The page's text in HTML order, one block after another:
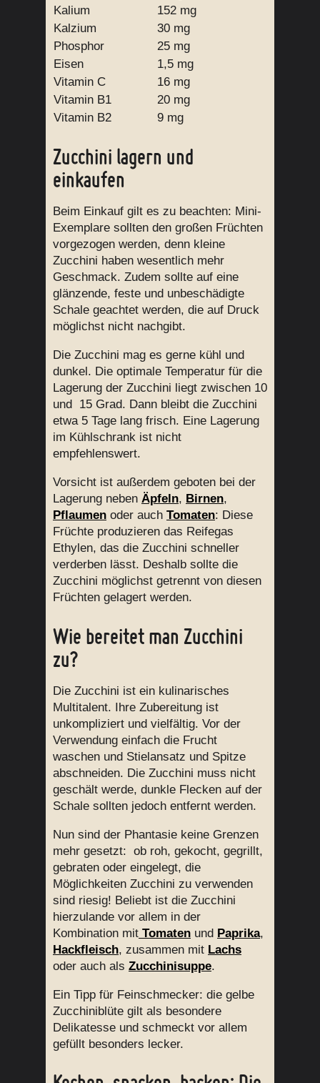
Kalium
152 mg
Kalzium
30 mg
Phosphor
25 mg
Eisen
1,5 mg
Vitamin C
16 mg
Vitamin B1
20 mg
Vitamin B2
9 mg
Zucchini lagern und
einkaufen
Beim Einkauf gilt es zu beachten: Mini-
Exemplare sollten den großen Früchten
vorgezogen werden, denn kleine
Zucchini haben wesentlich mehr
Geschmack. Zudem sollte auf eine
glänzende, feste und unbeschädigte
Schale geachtet werden, die auf Druck
möglichst nicht nachgibt.
Die Zucchini mag es gerne kühl und
dunkel. Die optimale Temperatur für die
Lagerung der Zucchini liegt zwischen 10
und 15 Grad. Dann bleibt die Zucchini
etwa 5 Tage lang frisch. Eine Lagerung
im Kühlschrank ist nicht
empfehlenswert.
Vorsicht ist außerdem geboten bei der
Lagerung neben Äpfeln, Birnen,
Pflaumen oder auch Tomaten: Diese
Früchte produzieren das Reifegas
Ethylen, das die Zucchini schneller
verderben lässt. Deshalb sollte die
Zucchini möglichst getrennt von diesen
Früchten gelagert werden.
Wie bereitet man Zucchini
zu?
Die Zucchini ist ein kulinarisches
Multitalent. Ihre Zubereitung ist
unkompliziert und vielfältig. Vor der
Verwendung einfach die Frucht
waschen und Stielansatz und Spitze
abschneiden. Die Zucchini muss nicht
geschält werde, dunkle Flecken auf der
Schale sollten jedoch entfernt werden.
Nun sind der Phantasie keine Grenzen
mehr gesetzt: ob roh, gekocht, gegrillt,
gebraten oder eingelegt, die
Möglichkeiten Zucchini zu verwenden
sind riesig! Beliebt ist die Zucchini
hierzulande vor allem in der
Kombination mit Tomaten und Paprika,
Hackfleisch, zusammen mit Lachs
oder auch als Zucchinisuppe.
Ein Tipp für Feinschmecker: die gelbe
Zucchiniblüte gilt als besondere
Delikatesse und schmeckt vor allem
gefüllt besonders lecker.